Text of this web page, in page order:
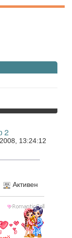
2
13:24:12
Активен